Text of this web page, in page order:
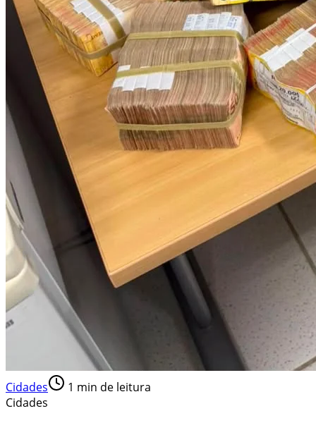
Cidades 1 min de leitura
Cidades